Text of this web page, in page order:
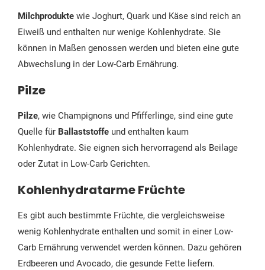
Milchprodukte wie Joghurt, Quark und Käse sind reich an
Eiweiß und enthalten nur wenige Kohlenhydrate. Sie
können in Maßen genossen werden und bieten eine gute
Abwechslung in der Low-Carb Ernährung.
Pilze
Pilze, wie Champignons und Pfifferlinge, sind eine gute
Quelle für Ballaststoffe und enthalten kaum
Kohlenhydrate. Sie eignen sich hervorragend als Beilage
oder Zutat in Low-Carb Gerichten.
Kohlenhydratarme Früchte
Es gibt auch bestimmte Früchte, die vergleichsweise
wenig Kohlenhydrate enthalten und somit in einer Low-
Carb Ernährung verwendet werden können. Dazu gehören
Erdbeeren und Avocado, die gesunde Fette liefern.